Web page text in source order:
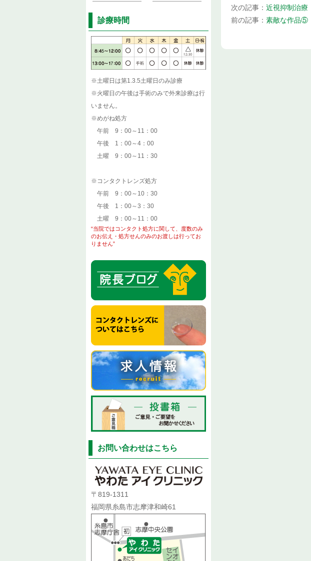
次の記事： 近視抑制治療
前の記事： 素敵な作品⑤
診療時間
※土曜日は第1.3.5土曜日のみ診療
※火曜日の午後は手術のみで外来診療は行
いません。
※めがね処方
午前 9：00～11：00
午後 1：00～4：00
土曜 9：00～11：30
※コンタクトレンズ処方
午前 9：00～10：30
午後 1：00～3：30
土曜 9：00～11：00
“当院ではコンタクト処方に関して、度数のみ
のお伝え・処方せんのみのお渡しは行ってお
りません”
お問い合わせはこちら
〒819-1311
福岡県糸島市志摩津和崎61